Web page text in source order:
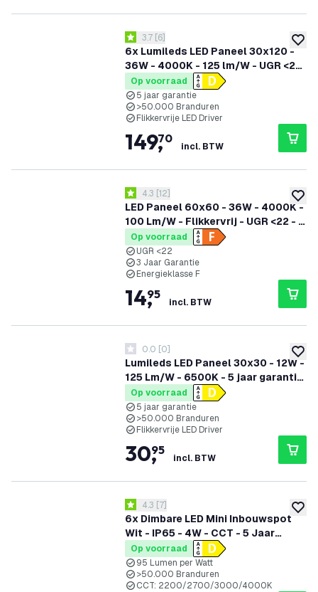
6x Lumileds LED Paneel 30x120 -
36W - 4000K - 125 lm/W - UGR <22
- 5 Jaar Garantie
reviews drawer openen
3.7 score sterren
3.7 [6]
Op voorraad
5 jaar garantie
>50.000 Branduren
Flikkervrije LED Driver
149,
70
incl. BTW
LED Paneel 60x60 - 36W - 4000K -
100 Lm/W - Flikkervrij - UGR <22 - 3
Jaar Garantie
reviews drawer openen
4.3 score sterren
4.3 [12]
Op voorraad
UGR <22
3 Jaar Garantie
Energieklasse F
14,
95
incl. BTW
Lumileds LED Paneel 30x30 - 12W -
125 Lm/W - 6500K - 5 jaar garantie
- Incl. Dimbare LED Driver
0 score sterren
0.0 [0]
Op voorraad
5 jaar garantie
>50.000 Branduren
Flikkervrije LED Driver
30,
95
incl. BTW
6x Dimbare LED Mini Inbouwspot
Wit - IP65 - 4W - CCT - 5 Jaar
Garantie - Geschikt voor de
Badkamer
reviews drawer openen
4.3 score sterren
4.3 [7]
Op voorraad
95 Lumen per Watt
>50.000 Branduren
CCT: 2200/2700/3000/4000K